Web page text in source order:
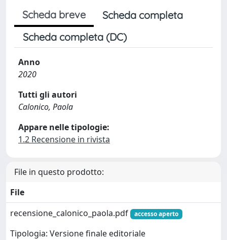
Scheda breve
Scheda completa
Scheda completa (DC)
Anno
2020
Tutti gli autori
Calonico, Paola
Appare nelle tipologie:
1.2 Recensione in rivista
File in questo prodotto:
File
recensione_calonico_paola.pdf
accesso aperto
Tipologia: Versione finale editoriale